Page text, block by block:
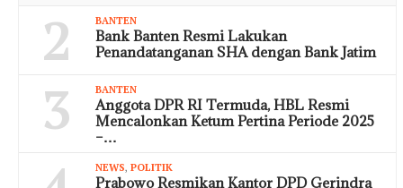
2 BANTEN
Bank Banten Resmi Lakukan
Penandatanganan SHA dengan Bank Jatim
3 BANTEN
Anggota DPR RI Termuda, HBL Resmi
Mencalonkan Ketum Pertina Periode 2025
–…
NEWS, POLITIK
Prabowo Resmikan Kantor DPD Gerindra